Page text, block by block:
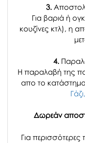
3.
Για βαριά ή
κουζίνες κτλ), η
4.
H παραλαβή της
απο το
Δωρεάν
Για περισσότερες